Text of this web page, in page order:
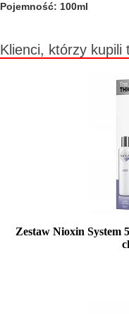
Pojemność: 100ml
Klienci, którzy kupili
Zestaw Nioxin System